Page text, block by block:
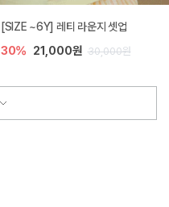
[SIZE ~6Y] 레티 라운지 셋업
30% 21,000원 30,000원